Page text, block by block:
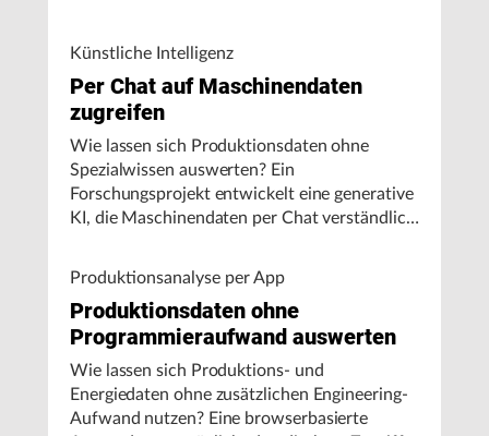
Künstliche Intelligenz
Per Chat auf Maschinendaten
zugreifen
Wie lassen sich Produktionsdaten ohne
Spezialwissen auswerten? Ein
Forschungsprojekt entwickelt eine generative
KI, die Maschinendaten per Chat verständlich
Produktionsanalyse per App
Produktionsdaten ohne
Programmieraufwand auswerten
Wie lassen sich Produktions- und
Energiedaten ohne zusätzlichen Engineering-
Aufwand nutzen? Eine browserbasierte